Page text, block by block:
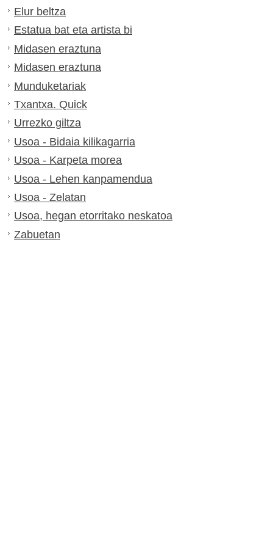
Elur beltza
Estatua bat eta artista bi
Midasen eraztuna
Midasen eraztuna
Munduketariak
Txantxa. Quick
Urrezko giltza
Usoa - Bidaia kilikagarria
Usoa - Karpeta morea
Usoa - Lehen kanpamendua
Usoa - Zelatan
Usoa, hegan etorritako neskatoa
Zabuetan